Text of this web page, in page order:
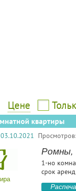
Цене
квартиры
03.10.2021
Ромны,
1-но
срок